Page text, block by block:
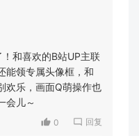
和喜欢的B站UP主联
能领专属头像框，和
欢乐，画面Q萌操作也
会儿～
0 回复